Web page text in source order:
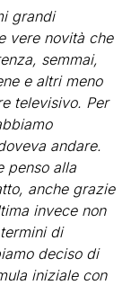
grandi
vere novità che
semmai,
e altri meno
televisivo. Per
andare.
penso alla
anche grazie
invece non
di
deciso di
iniziale con